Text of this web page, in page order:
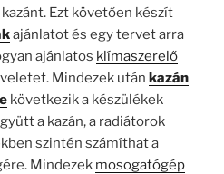
Ezt követően készít
ajánlatot és egy tervet arra
ajánlatos klímaszerelő
Mindezek után kazán
következik a készülékek
a kazán, a radiátorok
szintén számíthat a
Mindezek mosogatógép